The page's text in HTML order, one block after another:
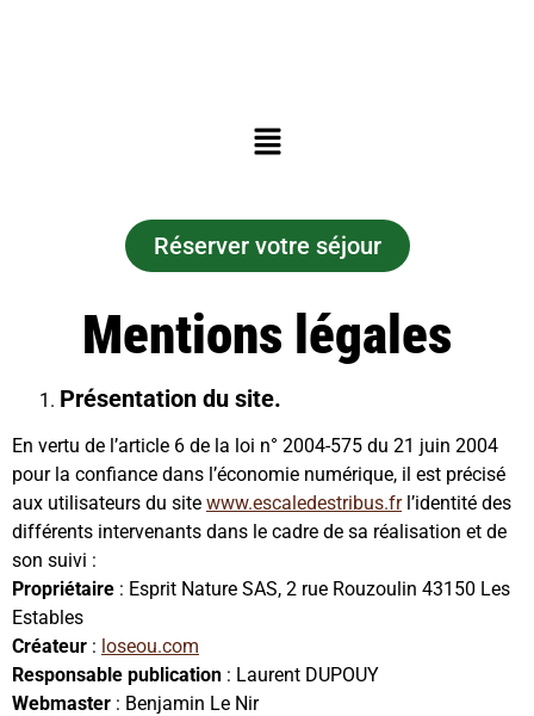
Réserver votre séjour
Mentions légales
Présentation du site.
En vertu de l’article 6 de la loi n° 2004-575 du 21 juin 2004
pour la confiance dans l’économie numérique, il est précisé
aux utilisateurs du site www.escaledestribus.frl’identité des
différents intervenants dans le cadre de sa réalisation et de
son suivi :
Propriétaire : Esprit Nature SAS, 2 rue Rouzoulin 43150 Les
Estables
Créateur : loseou.com
Responsable publication : Laurent DUPOUY
Webmaster : Benjamin Le Nir